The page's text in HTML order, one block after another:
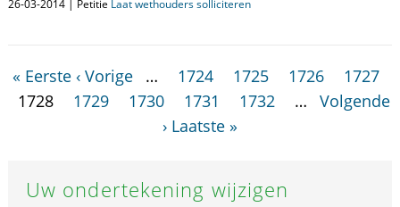
26-03-2014 | Petitie Laat wethouders solliciteren
« Eerste ‹ Vorige … 1724 1725 1726
1727
1728
1729 1730 1731 1732 …
Volgende
› Laatste »
Uw ondertekening wijzigen